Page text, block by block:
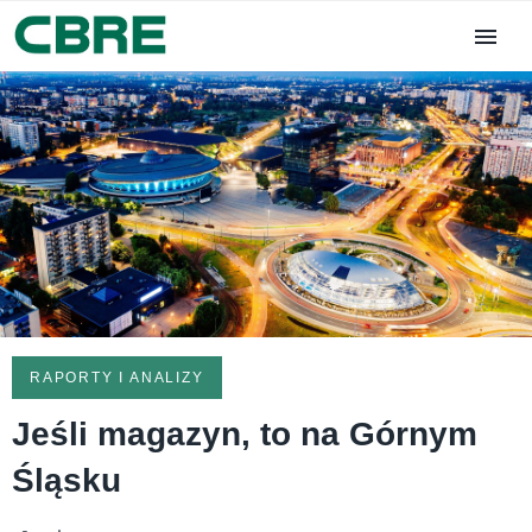
RAPORTY I ANALIZY
Jeśli magazyn, to na Górnym
Śląsku